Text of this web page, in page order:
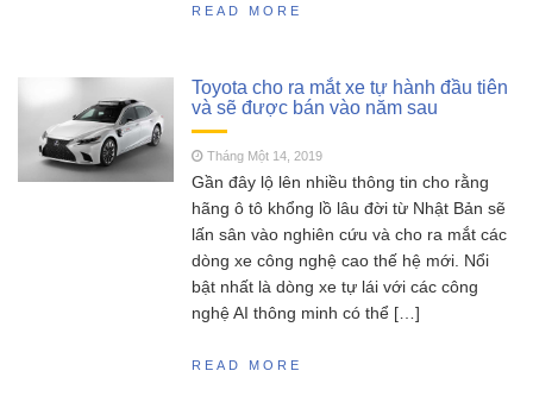
READ MORE
Toyota cho ra mắt xe tự hành đầu tiên
và sẽ được bán vào năm sau
Tháng Một 14, 2019
Gần đây lộ lên nhiều thông tin cho rằng
hãng ô tô khổng lồ lâu đời từ Nhật Bản sẽ
lấn sân vào nghiên cứu và cho ra mắt các
dòng xe công nghệ cao thế hệ mới. Nổi
bật nhất là dòng xe tự lái với các công
nghệ AI thông minh có thể […]
READ MORE